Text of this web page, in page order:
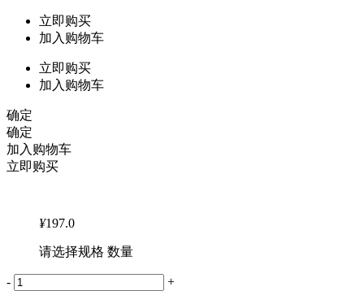
立即购买
加入购物车
立即购买
加入购物车
确定
确定
加入购物车
立即购买
¥197.0
请选择规格 数量
-
+